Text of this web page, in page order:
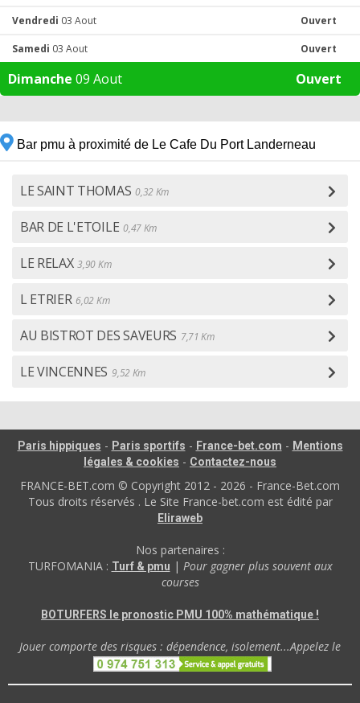
Vendredi 03 Aout Ouvert
Samedi 03 Aout Ouvert
Dimanche 09 Aout Ouvert
Bar pmu à proximité de Le Cafe Du Port Landerneau
LE SAINT THOMAS 0,32 Km
BAR DE L'ETOILE 0,47 Km
LE RELAX 3,90 Km
L ETRIER 6,02 Km
AU BISTROT DES SAVEURS 7,71 Km
LE VINCENNES 9,52 Km
Paris hippiques - Paris sportifs - France-bet.com - Mentions
légales & cookies - Contactez-nous
FRANCE-BET.com © Copyright 2012 - 2026 - France-Bet.com
Tous droits réservés . Le Site France-bet.com est édité par
Eliraweb
Nos partenaires :
TURFOMANIA : Turf & pmu | Pour gagner plus souvent aux
courses
BOTURFERS le pronostic PMU 100% mathématique !
Jouer comporte des risques : dépendence, isolement...Appelez le